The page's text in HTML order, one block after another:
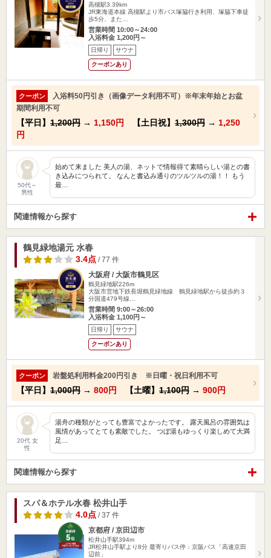
高槻駅3.39km
JR東海道本線 高槻駅より市バス塚脇行き利用、塚脇下車徒
歩5分、また…
営業時間 10:00～24:00
入浴料金 1,200円～
日帰り サウナ
クーポンあり
クーポン
入浴料50円引き（画像データ利用不可）※年末年始とお盆
期間利用不可
【平日】 1,200円 → 1,150円 【土日祝】 1,300円 → 1,250
円
50代～
男性
始めて来ました 美人の湯、ネットで情報得て素晴らしい湯との書
き込みにつられて。 なんと書込み通りのツルツルの湯！！ もう
最…
関連情報から探す
鶴見緑地湯元 水春
3.4点 / 77 件
大阪府 / 大阪市鶴見区
鶴見緑地駅226m
大阪市営地下鉄長堀鶴見緑地線 鶴見緑地駅から徒歩約３
分国道479号線…
営業時間 9:00～26:00
入浴料金 1,100円～
日帰り サウナ
クーポンあり
クーポン 岩盤処利用料金200円引き ※日曜・祝日利用不可
【平日】 1,000円 → 800円 【土曜】 1,100円 → 900円
20代 女
性
湯舟の種類がとっても豊富でよかったです。 露天風呂の雰囲気は
風情があってとても素敵でした。 つぼ湯もゆっくり楽しめて大満
足…
関連情報から探す
スパ＆ホテル水春 松井山手
4.0点 / 37 件
京都府 / 京田辺市
松井山手駅394m
JR松井山手駅より8分 最寄りバス停：京阪バス「高速京田
辺前」